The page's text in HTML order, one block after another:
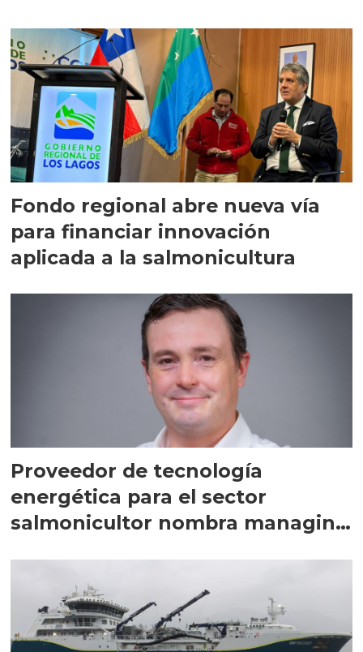
Fondo regional abre nueva vía
para financiar innovación
aplicada a la salmonicultura
Proveedor de tecnología
energética para el sector
salmonicultor nombra managing